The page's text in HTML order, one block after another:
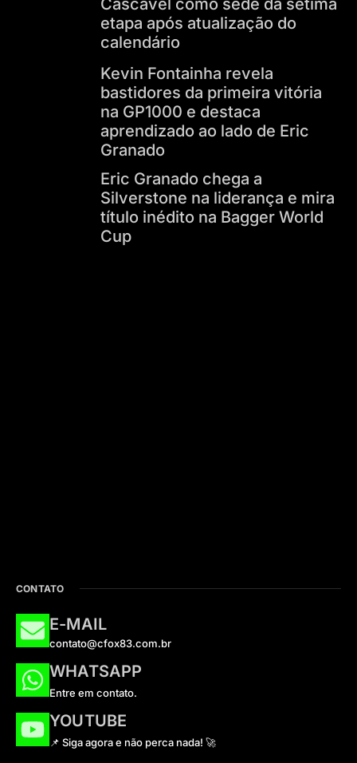
Cascavel como sede da sétima
etapa após atualização do
calendário
Kevin Fontainha revela
bastidores da primeira vitória
na GP1000 e destaca
aprendizado ao lado de Eric
Granado
Eric Granado chega a
Silverstone na liderança e mira
título inédito na Bagger World
Cup
CONTATO
E-MAIL
contato@cfox83.com.br
WHATSAPP
Entre em contato.
YOUTUBE
📌 Siga agora e não perca nada! 🚀